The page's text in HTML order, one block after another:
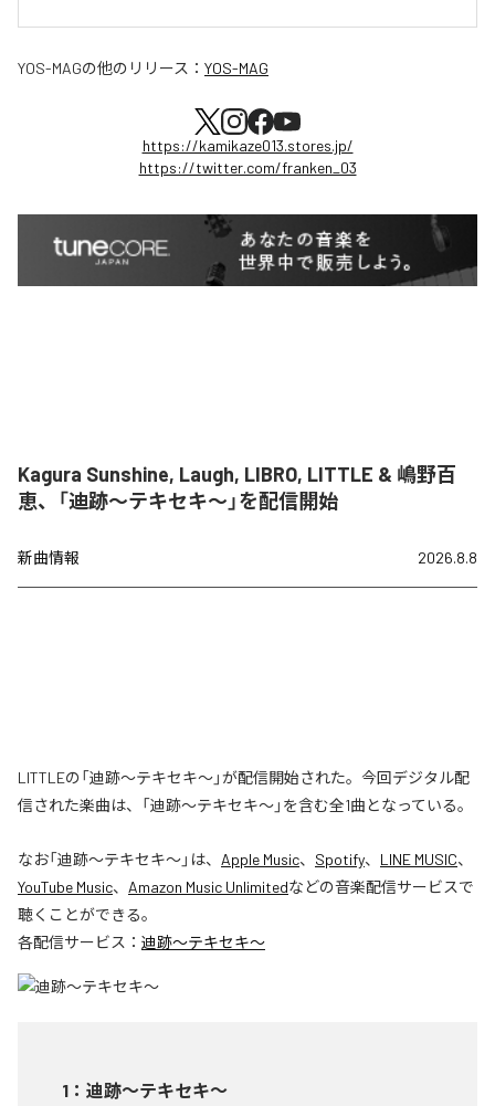
YOS-MAGの他のリリース： YOS-MAG
https://kamikaze013.stores.jp/
https://twitter.com/franken_03
Kagura Sunshine, Laugh, LIBRO, LITTLE & 嶋野百
恵、「迪跡〜テキセキ〜」を配信開始
新曲情報 2026.8.8
LITTLEの「迪跡〜テキセキ〜」が配信開始された。今回デジタル配
信された楽曲は、「迪跡〜テキセキ〜」を含む全1曲となっている。
なお「迪跡〜テキセキ〜」は、 Apple Music、 Spotify、 LINE MUSIC、
YouTube Music、 Amazon Music Unlimitedなどの音楽配信サービスで
聴くことができる。
各配信サービス： 迪跡〜テキセキ〜
1 ： 迪跡〜テキセキ〜